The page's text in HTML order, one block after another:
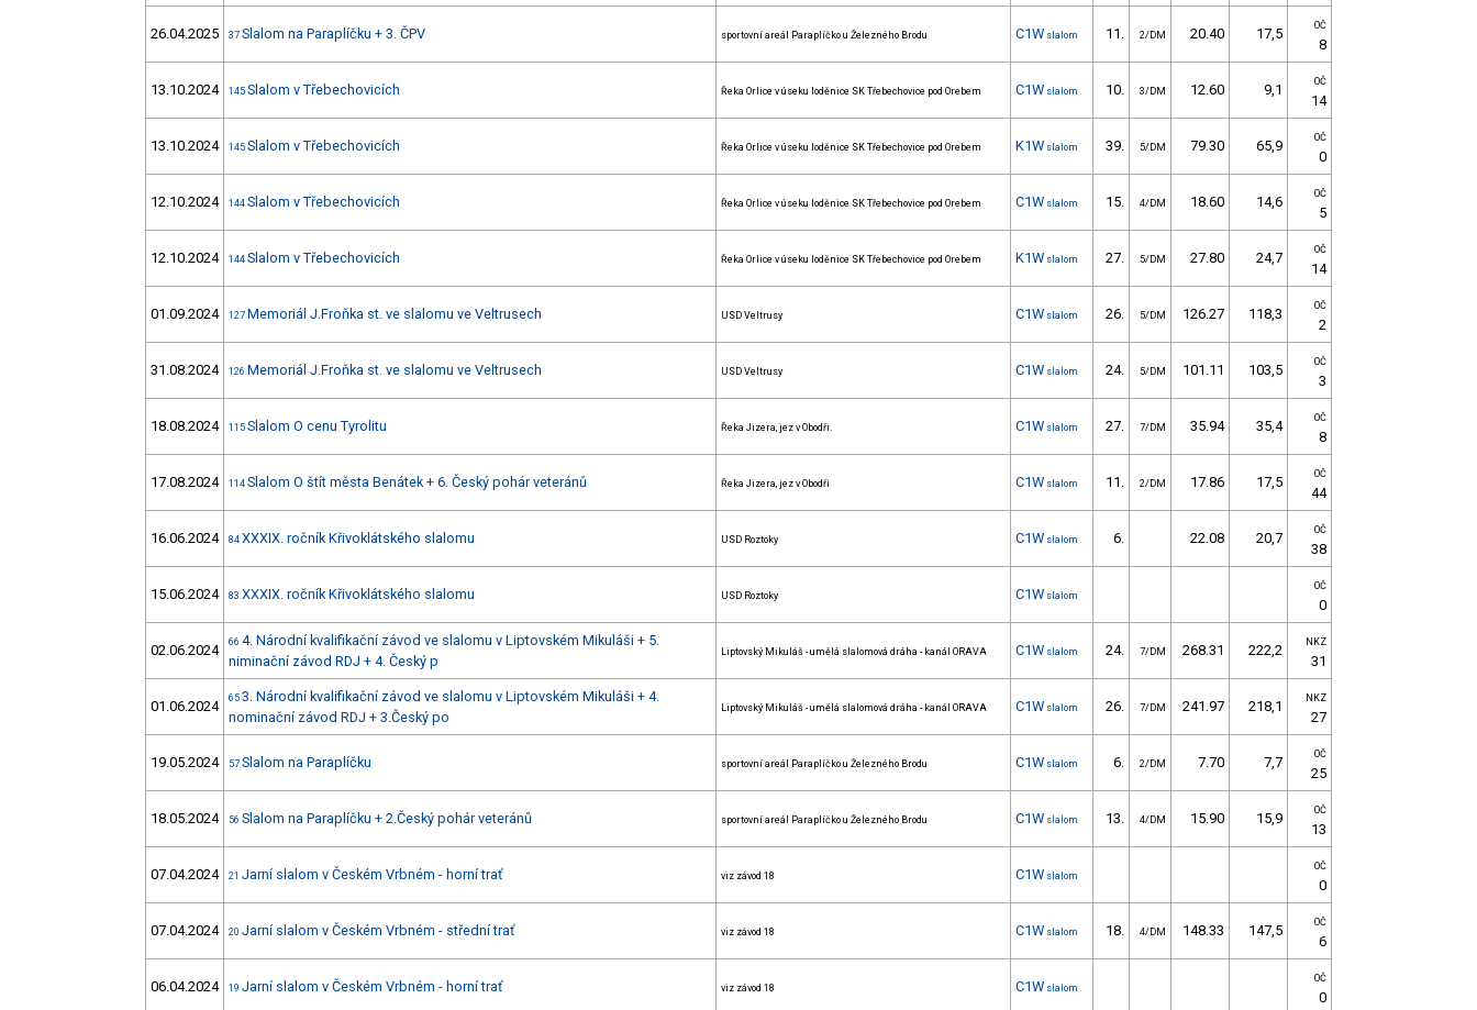
26.04.2025 37 Slalom na Paraplíčku + 3. ČPV sportovní areál Paraplíčko u Železného Brodu C1W slalom 11. 2/DM 20.40 17,5 OČ
8
13.10.2024 145 Slalom v Třebechovicích Řeka Orlice v úseku loděnice SK Třebechovice pod Orebem C1W slalom 10. 3/DM 12.60 9,1 OČ
14
13.10.2024 145 Slalom v Třebechovicích Řeka Orlice v úseku loděnice SK Třebechovice pod Orebem K1W slalom 39. 5/DM 79.30 65,9 OČ
0
12.10.2024 144 Slalom v Třebechovicích Řeka Orlice v úseku loděnice SK Třebechovice pod Orebem C1W slalom 15. 4/DM 18.60 14,6 OČ
5
12.10.2024 144 Slalom v Třebechovicích Řeka Orlice v úseku loděnice SK Třebechovice pod Orebem K1W slalom 27. 5/DM 27.80 24,7 OČ
14
01.09.2024 127 Memoriál J.Froňka st. ve slalomu ve Veltrusech USD Veltrusy C1W slalom 26. 5/DM 126.27 118,3 OČ
2
31.08.2024 126 Memoriál J.Froňka st. ve slalomu ve Veltrusech USD Veltrusy C1W slalom 24. 5/DM 101.11 103,5 OČ
3
18.08.2024 115 Slalom O cenu Tyrolitu Řeka Jizera, jez v Obodři. C1W slalom 27. 7/DM 35.94 35,4 OČ
8
17.08.2024 114 Slalom O štít města Benátek + 6. Český pohár veteránů Řeka Jizera, jez v Obodři C1W slalom 11. 2/DM 17.86 17,5 OČ
44
16.06.2024 84 XXXIX. ročník Křivoklátského slalomu USD Roztoky C1W slalom 6. 22.08 20,7 OČ
38
15.06.2024 83 XXXIX. ročník Křivoklátského slalomu USD Roztoky C1W slalom
OČ
0
02.06.2024 66 4. Národní kvalifikační závod ve slalomu v Liptovském Mikuláši + 5.
niminační závod RDJ + 4. Český p
Liptovský Mikuláš - umělá slalomová dráha - kanál ORAVA C1W slalom 24. 7/DM 268.31 222,2 NKZ
31
01.06.2024 65 3. Národní kvalifikační závod ve slalomu v Liptovském Mikuláši + 4.
nominační závod RDJ + 3.Český po
Liptovský Mikuláš - umělá slalomová dráha - kanál ORAVA C1W slalom 26. 7/DM 241.97 218,1 NKZ
27
19.05.2024 57 Slalom na Paraplíčku sportovní areál Paraplíčko u Železného Brodu C1W slalom 6. 2/DM 7.70 7,7 OČ
25
18.05.2024 56 Slalom na Paraplíčku + 2.Český pohár veteránů sportovní areál Paraplíčko u Železného Brodu C1W slalom 13. 4/DM 15.90 15,9 OČ
13
07.04.2024 21 Jarní slalom v Českém Vrbném - horní trať viz závod 18 C1W slalom
OČ
0
07.04.2024 20 Jarní slalom v Českém Vrbném - střední trať viz závod 18 C1W slalom 18. 4/DM 148.33 147,5 OČ
6
06.04.2024 19 Jarní slalom v Českém Vrbném - horní trať viz závod 18 C1W slalom
OČ
0